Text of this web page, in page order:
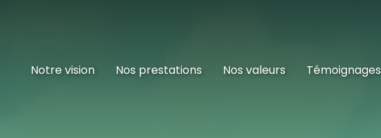
Notre vision Nos prestations Nos valeurs Témoignages